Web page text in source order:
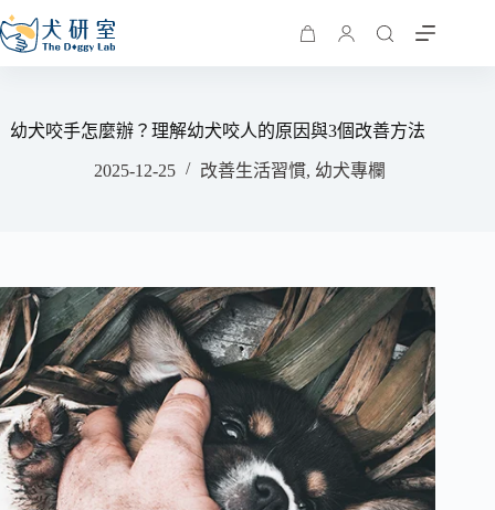
幼犬咬手怎麼辦？理解幼犬咬人的原因與3個改善方法
2025-12-25 改善生活習慣, 幼犬專欄